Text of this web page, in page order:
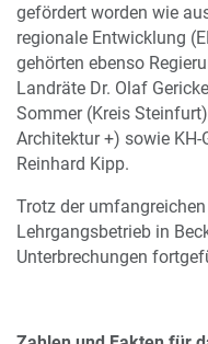
gefördert worden wie
regionale Entwicklung
gehörten ebenso
Landräte Dr. Olaf
Sommer (Kreis
Architektur +) sowie
Reinhard Kipp.
Trotz der
Lehrgangsbetrieb in
Unterbrechungen